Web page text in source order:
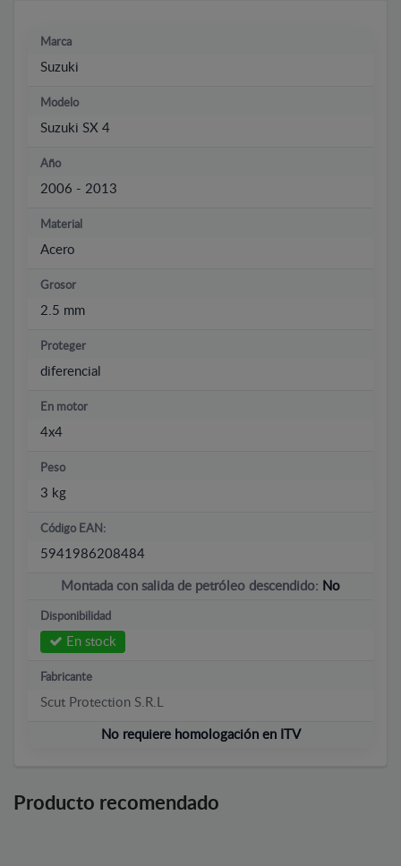
Marca
Suzuki
Modelo
Suzuki SX 4
Año
2006 - 2013
Material
Acero
Grosor
2.5 mm
Proteger
diferencial
En motor
4x4
Peso
3 kg
Código EAN:
5941986208484
Montada con salida de petróleo descendido: No
Disponibilidad
En stock
Fabricante
Scut Protection S.R.L
No requiere homologación en ITV
Producto recomendado